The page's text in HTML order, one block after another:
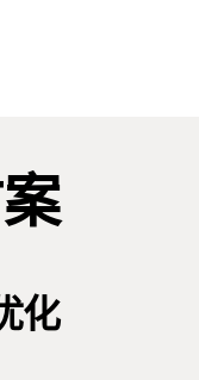
化